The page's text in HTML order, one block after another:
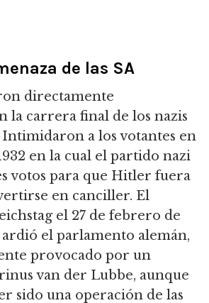
de las SA
directamente
la carrera final de los nazis
Intimidaron a los votantes en
en la cual el partido nazi
votos para que Hitler fuera
en canciller. El
el 27 de febrero de
ardió el parlamento alemán,
provocado por un
van der Lubbe, aunque
sido una operación de las